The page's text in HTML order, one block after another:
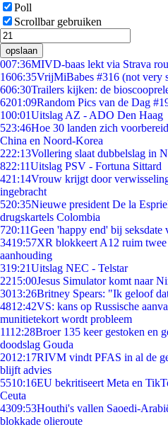
Poll
Scrollbar gebruiken
opslaan
007:36MIVD-baas lekt via Strava
1606:35VrijMiBabes #316 (not very
606:30Trailers kijken: de
6201:09Random Pics van de Dag
100:01Uitslag AZ - ADO Den Haag
523:46Hoe 30 landen zich
China en Noord-Korea
222:13Vollering slaat dubbelslag in
822:11Uitslag PSV - Fortuna Sittard
421:14Vrouw krijgt door
ingebracht
520:35Nieuwe president De la
drugskartels Colombia
720:11Geen 'happy end' bij
3419:57XR blokkeert A12 ruim twee
aanhouding
319:21Uitslag NEC - Telstar
2215:00Jesus Simulator komt naar
3013:26Britney Spears: "Ik geloof
4812:42VS: kans op Russische
munitietekort wordt probleem
1112:28Broer 135 keer gestoken en
doodslag Gouda
2012:17RIVM vindt PFAS in al de
blijft advies
5510:16EU bekritiseert Meta en
Ceuta
4309:53Houthi's vallen Saoedi-
blokkade olieroute